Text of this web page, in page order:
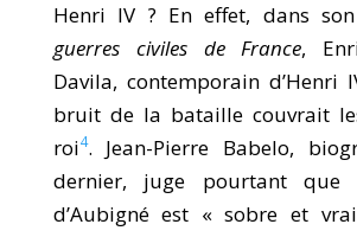
Henri IV ? En effet, dans son
guerres civiles de France,
Davila, contemporain d’Henri
bruit de la bataille couvrait
roi4. Jean-Pierre Babelo,
dernier, juge pourtant
d’Aubigné est « sobre et